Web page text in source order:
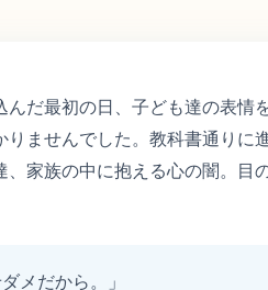
だ最初の日、子ども達の表情
ませんでした。教科書通りに
、家族の中に抱える心の闇。目
メだから。」